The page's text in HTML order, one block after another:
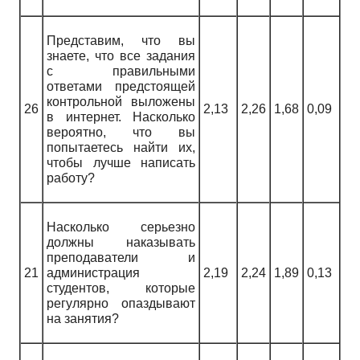
26
Представим, что вы
знаете, что все задания
с правильными
ответами предстоящей
контрольной выложены
в интернет. Насколько
вероятно, что вы
попытаетесь найти их,
чтобы лучше написать
работу?
2,13 2,26 1,68 0,09
21
Насколько серьезно
должны наказывать
преподаватели и
администрация
студентов, которые
регулярно опаздывают
на занятия?
2,19 2,24 1,89 0,13